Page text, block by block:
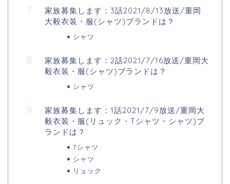
家族募集します：3話2021/8/13放送/重岡
大毅衣装・服(シャツ)ブランドは？
シャツ
家族募集します：2話2021/7/16放送/重岡大
毅衣装・服(シャツ)ブランドは？
シャツ
家族募集します：1話2021/7/9放送/重岡大
毅衣装・服(リュック・Tシャツ・シャツ)ブ
ランドは？
Tシャツ
シャツ
リュック